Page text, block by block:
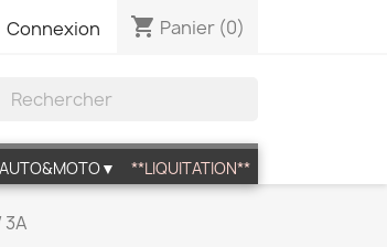
Connexion shopping_cart Panier (0)
AUTO&MOTO▼ **LIQUITATION**